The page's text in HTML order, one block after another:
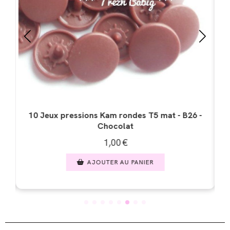
10 Jeux pressions Kam rondes T5 mat - B18 - Rose
clair
1,00€
AJOUTER AU PANIER